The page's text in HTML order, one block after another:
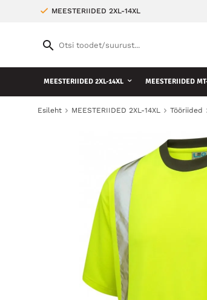
MEESTERIIDED 2XL-14XL
MEESTERIIDED 2XL-14XL MEESTERIIDED
Esileht MEESTERIIDED 2XL-14XL Tööriided